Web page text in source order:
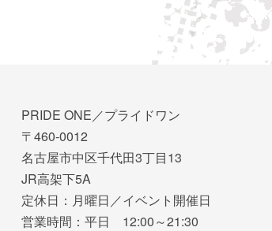
PRIDE ONE／プライドワン
〒460-0012
名古屋市中区千代田3丁目13
JR高架下5A
定休日：月曜日／イベント開催日
営業時間：平日 12:00～21:30